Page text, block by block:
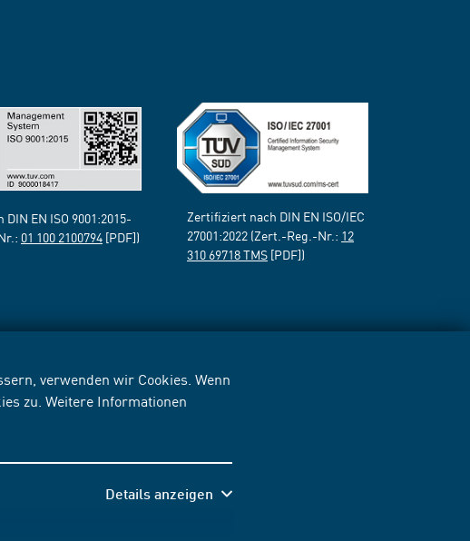
verwenden wir Cookies. Wenn
zu. Weitere Informationen
Details anzeigen
EN ISO 9001:2015-
01 100 2100794 [PDF])
Zertifiziert nach DIN EN ISO/IEC
27001:2022 (Zert.-Reg.-Nr.: 12
310 69718 TMS [PDF])